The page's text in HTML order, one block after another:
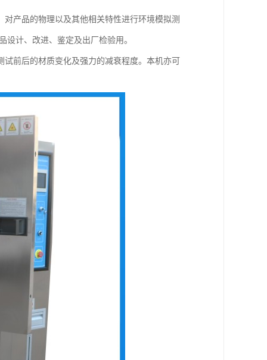
产品的物理以及其他相关特性进行环境模拟测
计、改进、鉴定及出厂检验用。
前后的材质变化及强力的减衰程度。本机亦可